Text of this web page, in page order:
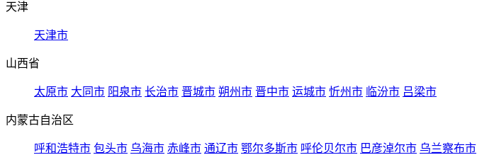
天津
天津市
山西省
太原市 大同市 阳泉市 长治市 晋城市 朔州市 晋中市 运城市 忻州市 临汾市 吕梁市
内蒙古自治区
呼和浩特市 包头市 乌海市 赤峰市 通辽市 鄂尔多斯市 呼伦贝尔市 巴彦淖尔市 乌兰察布市